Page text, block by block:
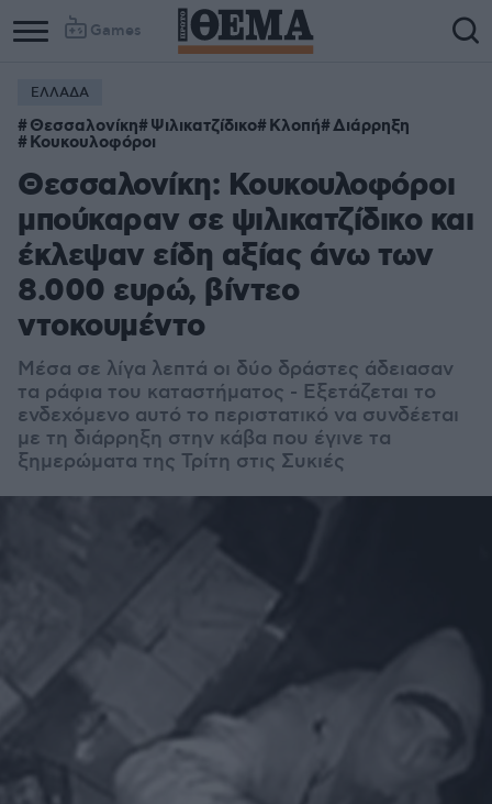
Games
ΕΛΛΑΔΑ
Θεσσαλονίκη Ψιλικατζίδικο Κλοπή Διάρρηξη
Κουκουλοφόροι
Θεσσαλονίκη: Κουκουλοφόροι
μπούκαραν σε ψιλικατζίδικο και
έκλεψαν είδη αξίας άνω των
8.000 ευρώ, βίντεο
ντοκουμέντο
Μέσα σε λίγα λεπτά οι δύο δράστες άδειασαν
τα ράφια του καταστήματος - Εξετάζεται το
ενδεχόμενο αυτό το περιστατικό να συνδέεται
με τη διάρρηξη στην κάβα που έγινε τα
ξημερώματα της Τρίτη στις Συκιές